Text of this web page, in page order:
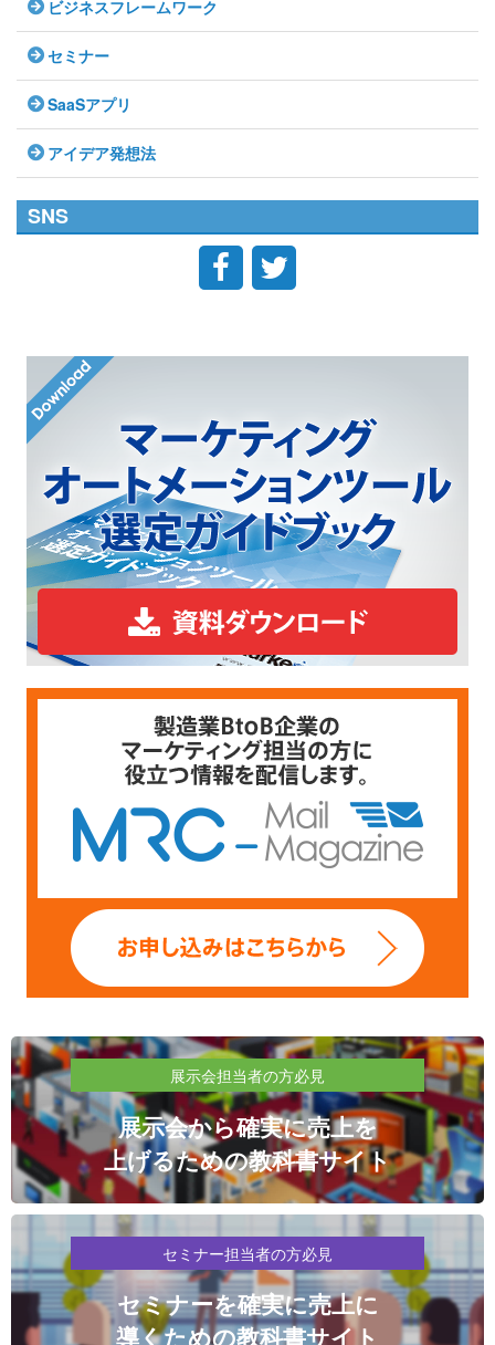
ビジネスフレームワーク
セミナー
SaaSアプリ
アイデア発想法
SNS
 
展示会担当者の方必見
展示会から確実に売上を
上げるための教科書サイト
セミナー担当者の方必見
セミナーを確実に売上に
導くための教科書サイト